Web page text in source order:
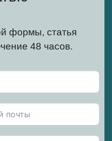
формы, статья
48 часов.